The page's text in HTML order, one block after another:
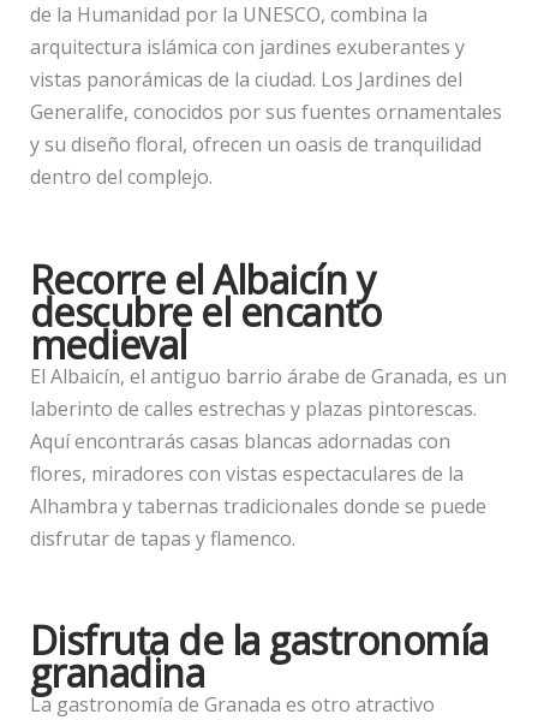
de la Humanidad por la UNESCO, combina la
arquitectura islámica con jardines exuberantes y
vistas panorámicas de la ciudad. Los Jardines del
Generalife, conocidos por sus fuentes ornamentales
y su diseño floral, ofrecen un oasis de tranquilidad
dentro del complejo.
Recorre el Albaicín y
descubre el encanto
medieval
El Albaicín, el antiguo barrio árabe de Granada, es un
laberinto de calles estrechas y plazas pintorescas.
Aquí encontrarás casas blancas adornadas con
flores, miradores con vistas espectaculares de la
Alhambra y tabernas tradicionales donde se puede
disfrutar de tapas y flamenco.
Disfruta de la gastronomía
granadina
La gastronomía de Granada es otro atractivo